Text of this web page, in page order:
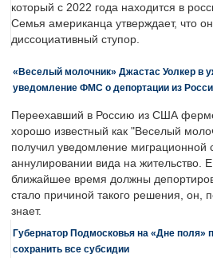
который с 2022 года находится в
Семья американца утверждает, что
диссоциативный ступор.
«Веселый молочник» Джастас Уолкер в
уведомление ФМС о депортации из
Переехавший в Россию из США
хорошо известный как "Веселый
получил уведомление миграционной
аннулировании вида на жительство.
ближайшее время должны
стало причиной такого решения, он,
знает.
Губернатор Подмосковья на «Дне поля»
сохранить все субсидии